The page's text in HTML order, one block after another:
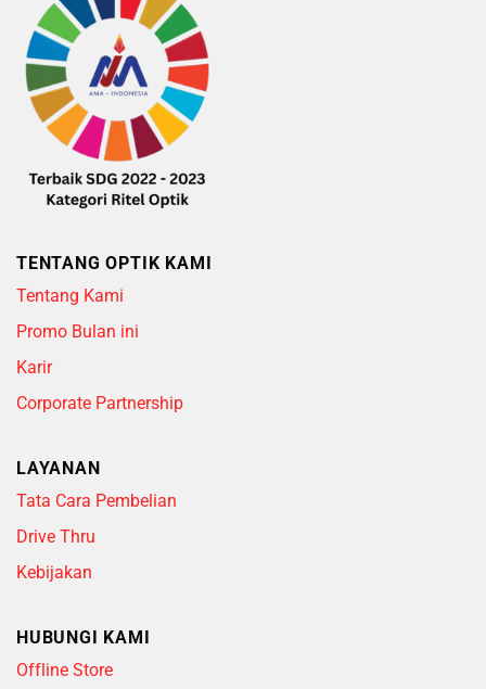
TENTANG OPTIK KAMI
Tentang Kami
Promo Bulan ini
Karir
Corporate Partnership
LAYANAN
Tata Cara Pembelian
Drive Thru
Kebijakan
HUBUNGI KAMI
Offline Store